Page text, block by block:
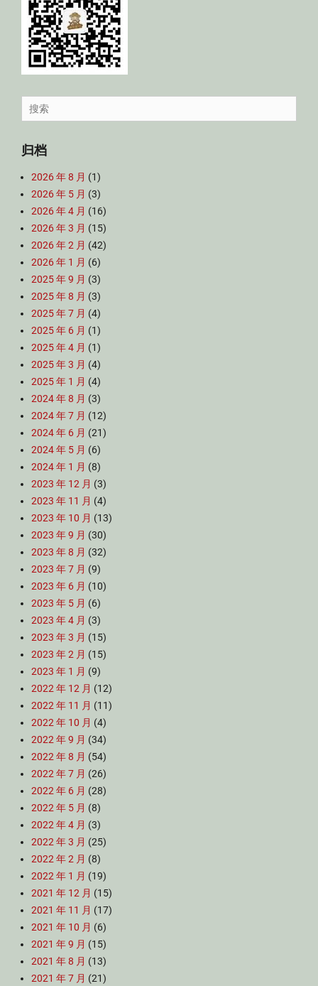
Search
for:
归档
2026 年 8 月 (1)
2026 年 5 月 (3)
2026 年 4 月 (16)
2026 年 3 月 (15)
2026 年 2 月 (42)
2026 年 1 月 (6)
2025 年 9 月 (3)
2025 年 8 月 (3)
2025 年 7 月 (4)
2025 年 6 月 (1)
2025 年 4 月 (1)
2025 年 3 月 (4)
2025 年 1 月 (4)
2024 年 8 月 (3)
2024 年 7 月 (12)
2024 年 6 月 (21)
2024 年 5 月 (6)
2024 年 1 月 (8)
2023 年 12 月 (3)
2023 年 11 月 (4)
2023 年 10 月 (13)
2023 年 9 月 (30)
2023 年 8 月 (32)
2023 年 7 月 (9)
2023 年 6 月 (10)
2023 年 5 月 (6)
2023 年 4 月 (3)
2023 年 3 月 (15)
2023 年 2 月 (15)
2023 年 1 月 (9)
2022 年 12 月 (12)
2022 年 11 月 (11)
2022 年 10 月 (4)
2022 年 9 月 (34)
2022 年 8 月 (54)
2022 年 7 月 (26)
2022 年 6 月 (28)
2022 年 5 月 (8)
2022 年 4 月 (3)
2022 年 3 月 (25)
2022 年 2 月 (8)
2022 年 1 月 (19)
2021 年 12 月 (15)
2021 年 11 月 (17)
2021 年 10 月 (6)
2021 年 9 月 (15)
2021 年 8 月 (13)
2021 年 7 月 (21)